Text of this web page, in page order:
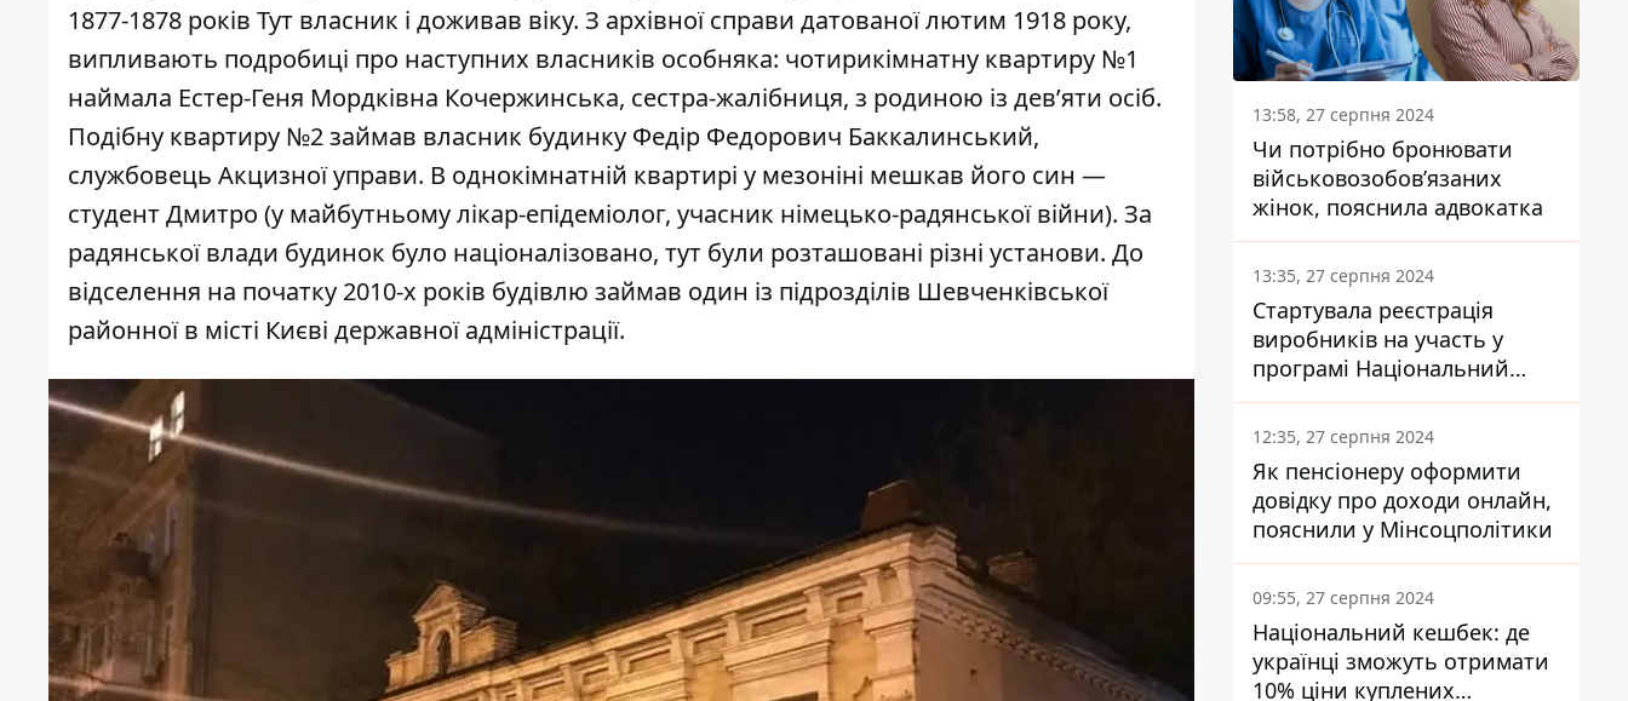
1877-1878 років Тут власник і доживав віку. З архівної справи датованої лютим 1918 року,
випливають подробиці про наступних власників особняка: чотирикімнатну квартиру №1
наймала Естер-Геня Мордківна Кочержинська, сестра-жалібниця, з родиною із дев’яти осіб.
Подібну кварти­ру №2 займав власник будинку Федір Федорович Баккалинський,
службовець Акцизної управи. В однокімнатній квартирі у мезоніні мешкав його син —
студент Дмитро (у майбутньому лікар-епідеміолог, учасник німецько-радянської війни). За
радянської влади будинок було націоналізовано, тут були розташовані різні установи. До
відселення на початку 2010-х років будівлю займав один із підрозділів Шевченківської
районної в місті Києві державної адміністрації.
13:58, 27 серпня 2024
Чи потрібно бронювати
військовозобов’язаних
жінок, пояснила адвокатка
13:35, 27 серпня 2024
Стартувала реєстрація
виробників на участь у
програмі Національний
кешбек: як це зробити
через портал Дія
12:35, 27 серпня 2024
Як пенсіонеру оформити
довідку про доходи онлайн,
пояснили у Мінсоцполітики
09:55, 27 серпня 2024
Національний кешбек: де
українці зможуть отримати
10% ціни куплених